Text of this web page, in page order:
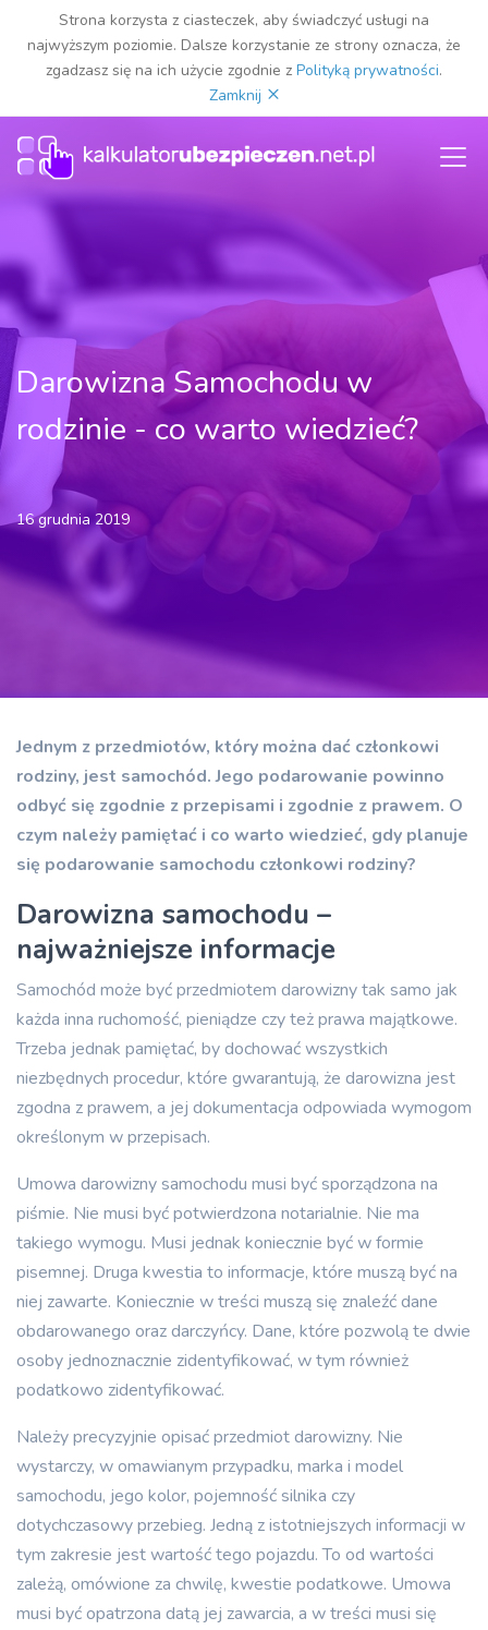
Strona korzysta z ciasteczek, aby świadczyć usługi na
najwyższym poziomie. Dalsze korzystanie ze strony oznacza, że
zgadzasz się na ich użycie zgodnie z Polityką prywatności.
Zamknij ×
Darowizna Samochodu w
rodzinie - co warto wiedzieć?
16 grudnia 2019
Jednym z przedmiotów, który można dać członkowi
rodziny, jest samochód. Jego podarowanie powinno
odbyć się zgodnie z przepisami i zgodnie z prawem. O
czym należy pamiętać i co warto wiedzieć, gdy planuje
się podarowanie samochodu członkowi rodziny?
Darowizna samochodu –
najważniejsze informacje
Samochód może być przedmiotem darowizny tak samo jak
każda inna ruchomość, pieniądze czy też prawa majątkowe.
Trzeba jednak pamiętać, by dochować wszystkich
niezbędnych procedur, które gwarantują, że darowizna jest
zgodna z prawem, a jej dokumentacja odpowiada wymogom
określonym w przepisach.
Umowa darowizny samochodu musi być sporządzona na
piśmie. Nie musi być potwierdzona notarialnie. Nie ma
takiego wymogu. Musi jednak koniecznie być w formie
pisemnej. Druga kwestia to informacje, które muszą być na
niej zawarte. Koniecznie w treści muszą się znaleźć dane
obdarowanego oraz darczyńcy. Dane, które pozwolą te dwie
osoby jednoznacznie zidentyfikować, w tym również
podatkowo zidentyfikować.
Należy precyzyjnie opisać przedmiot darowizny. Nie
wystarczy, w omawianym przypadku, marka i model
samochodu, jego kolor, pojemność silnika czy
dotychczasowy przebieg. Jedną z istotniejszych informacji w
tym zakresie jest wartość tego pojazdu. To od wartości
zależą, omówione za chwilę, kwestie podatkowe. Umowa
musi być opatrzona datą jej zawarcia, a w treści musi się